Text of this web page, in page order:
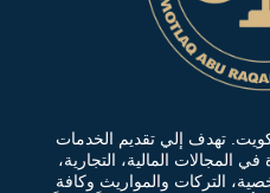
تهدف إلي تقديم الخدمات
في المجالات المالية، التجارية،
التركات والمواريث وكافة